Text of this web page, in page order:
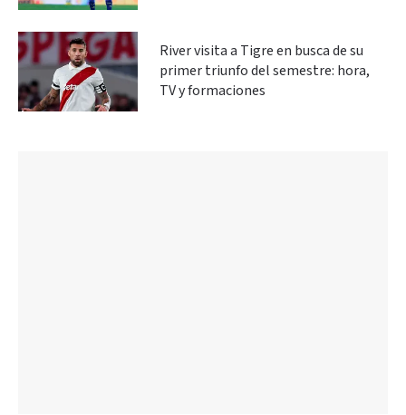
River visita a Tigre en busca de su
primer triunfo del semestre: hora,
TV y formaciones